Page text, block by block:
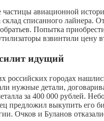
авиационной
склад списанного лайнера.
Попытка
взвинтили цену
идущий
российских городах
нужные детали,
за 400 000 рублей.
предложил выкупить его
Очков и Буланов